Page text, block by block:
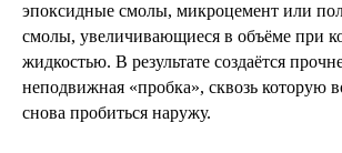
эпоксидные смолы, микроцемент или
смолы, увеличивающиеся в объёме при
жидкостью. В результате создаётся
неподвижная «пробка», сквозь которую
снова пробиться наружу.